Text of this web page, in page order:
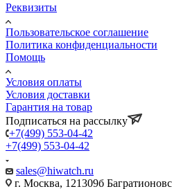
Реквизиты
Пользовательское соглашение
Политика конфиденциальности
Помощь
Условия оплаты
Условия доставки
Гарантия на товар
Подписаться на рассылку
+7(499) 553-04-42
+7(499) 553-04-42
sales@hiwatch.ru
г. Москва, 121309б